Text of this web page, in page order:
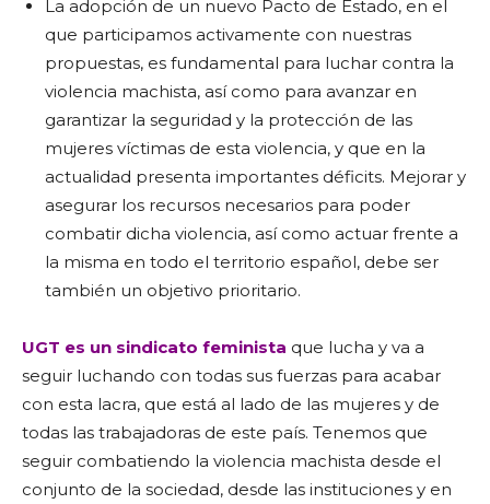
La adopción de un nuevo Pacto de Estado, en el
que participamos activamente con nuestras
propuestas, es fundamental para luchar contra la
violencia machista, así como para avanzar en
garantizar la seguridad y la protección de las
mujeres víctimas de esta violencia, y que en la
actualidad presenta importantes déficits. Mejorar y
asegurar los recursos necesarios para poder
combatir dicha violencia, así como actuar frente a
la misma en todo el territorio español, debe ser
también un objetivo prioritario.
UGT es un sindicato feminista que lucha y va a
seguir luchando con todas sus fuerzas para acabar
con esta lacra, que está al lado de las mujeres y de
todas las trabajadoras de este país. Tenemos que
seguir combatiendo la violencia machista desde el
conjunto de la sociedad, desde las instituciones y en